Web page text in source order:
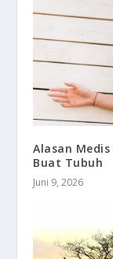
Alasan
Buat Tubuh
Juni 9, 2026